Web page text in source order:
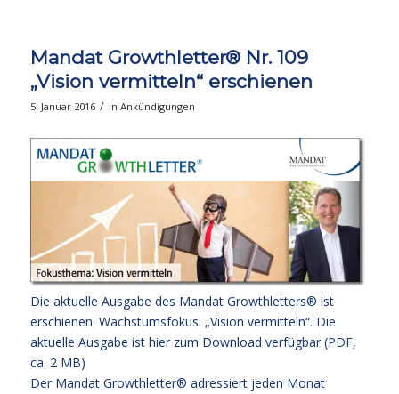
Mandat Growthletter® Nr. 109
„Vision vermitteln“ erschienen
5. Januar 2016 / in Ankündigungen
Die aktuelle Ausgabe des Mandat Growthletters® ist
erschienen. Wachstumsfokus: „Vision vermitteln“. Die
aktuelle Ausgabe ist hier zum Download verfügbar (PDF,
ca. 2 MB)
Der Mandat Growthletter® adressiert jeden Monat